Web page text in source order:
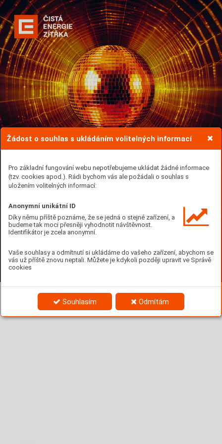
Žádost o souhlas s ukládáním volitelných informací
Pro základní fungování webu nepotřebujeme ukládat žádné informace
(tzv. cookies apod.). Rádi bychom vás ale požádali o souhlas s
uložením volitelných informací:
Anonymní unikátní ID
Díky němu příště poznáme, že se jedná o stejné zařízení, a
budeme tak moci přesněji vyhodnotit návštěvnost.
Identifikátor je zcela anonymní.
Vaše souhlasy a odmítnutí si ukládáme do vašeho zařízení, abychom se
vás už příště znovu neptali. Můžete je kdykoli později upravit ve Správě
cookies
Souhlasím Odmítám